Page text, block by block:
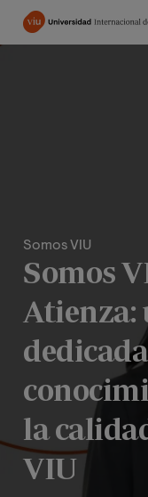
Pasar
Somos VIU
Somos
Atienza:
la
VIU